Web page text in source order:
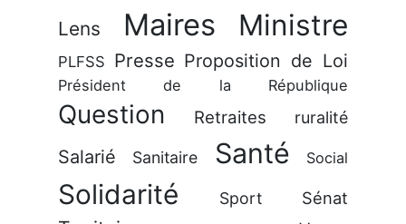
Lens Maires Ministre
PLFSS Presse Proposition de Loi
Président de la République
Question Retraites ruralité
Salarié Sanitaire Santé Social
Solidarité Sport Sénat